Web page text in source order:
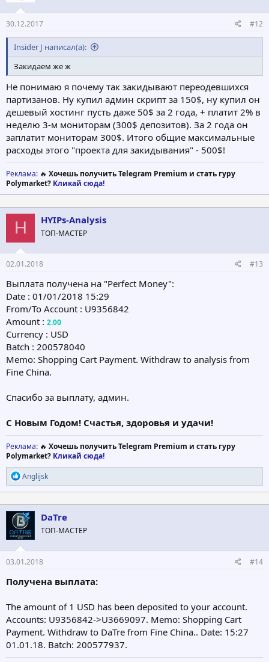
:
30.12.2017
#12
Insider J написал(а):
Закидаем же ж
Не понимаю я почему так закидывают переодевшихся
партизанов. Ну купил админ скрипт за 150$, ну купил он
дешевый хостинг пусть даже 50$ за 2 года, + платит 2% в
неделю 3-м мониторам (300$ депозитов). За 2 года он
заплатит мониторам 300$. Итого общие максимальные
расходы этого "проекта для закидывания" - 500$!
Реклама: 🔥 Хочешь получить Telegram Premium и стать гуру
Polymarket? Кликай сюда!
H HYIPs-Analysis
ТОП-МАСТЕР
02.01.2018 #13
Выплата получена на "Perfect Money":
Date : 01/01/2018 15:29
From/To Account : U9356842
Amount : 2.00
Currency : USD
Batch : 200578040
Memo: Shopping Cart Payment. Withdraw to analysis from
Fine China.
Спасибо за выплату, админ.
С Новым Годом! Счастья, здоровья и удачи!
Реклама: 🔥 Хочешь получить Telegram Premium и стать гуру
Polymarket? Кликай сюда!
Р
е
а
к
ц
и
и
:
Anglijsk
DaTre
ТОП-МАСТЕР
03.01.2018 #14
Получена выплата:
The amount of 1 USD has been deposited to your account.
Accounts: U9356842->U3669097. Memo: Shopping Cart
Payment. Withdraw to DaTre from Fine China.. Date: 15:27
01.01.18. Batch: 200577937.